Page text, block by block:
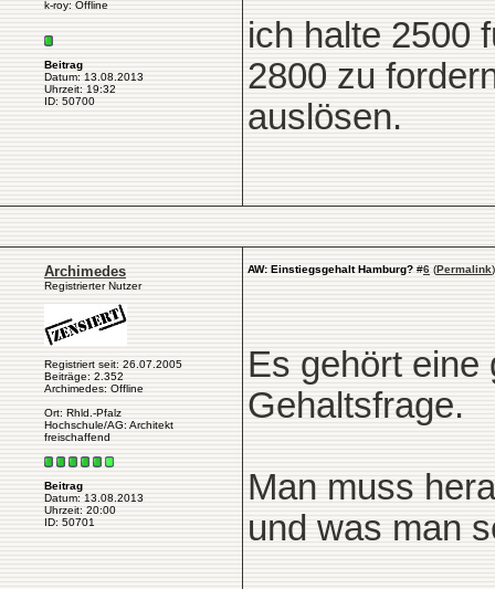
k-roy: Offline
Beitrag
Datum: 13.08.2013
Uhrzeit: 19:32
ID: 50700
ich halte 2500
2800 zu
auslösen.
Archimedes
Registrierter Nutzer
Registriert seit: 26.07.2005
Beiträge: 2.352
Archimedes: Offline
Ort: Rhld.-Pfalz
Hochschule/AG: Architekt
freischaffend
Beitrag
Datum: 13.08.2013
Uhrzeit: 20:00
ID: 50701
AW: Einstiegsgehalt Hamburg? #6 (Permalink)
Es gehört eine
Gehaltsfrage.
Man muss
und was man